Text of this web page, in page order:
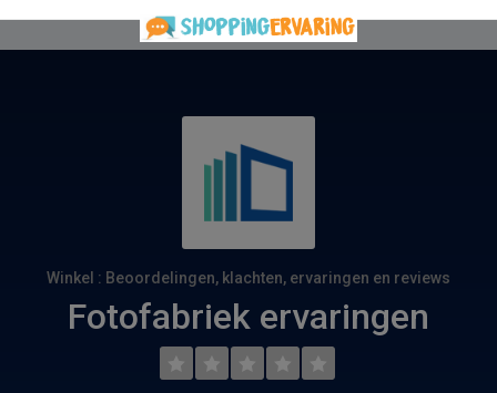
Winkel : Beoordelingen, klachten, ervaringen en reviews
Fotofabriek ervaringen